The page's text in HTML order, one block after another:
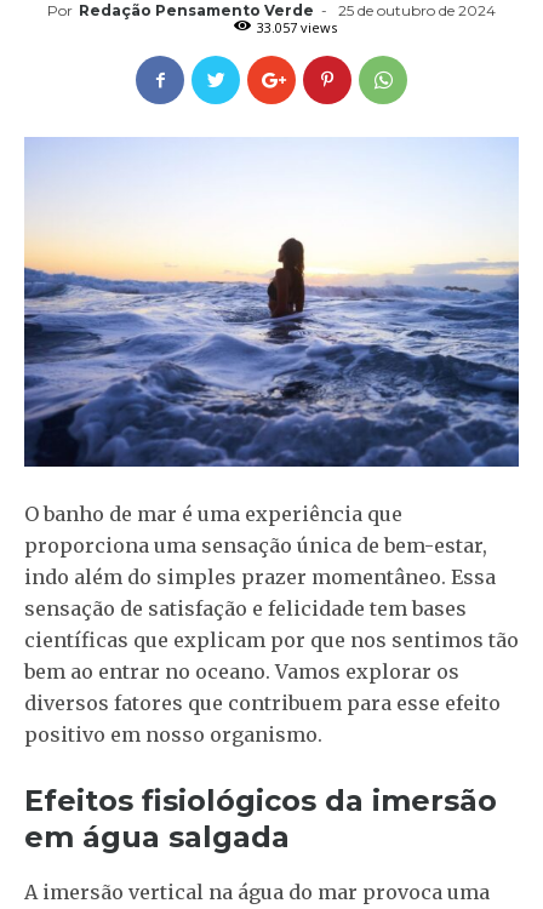
Por Redação Pensamento Verde -
25 de outubro de 2024
33.057 views
O banho de mar é uma experiência que
proporciona uma sensação única de bem-estar,
indo além do simples prazer momentâneo. Essa
sensação de satisfação e felicidade tem bases
científicas que explicam por que nos sentimos tão
bem ao entrar no oceano. Vamos explorar os
diversos fatores que contribuem para esse efeito
positivo em nosso organismo.
Efeitos fisiológicos da imersão
em água salgada
A imersão vertical na água do mar provoca uma